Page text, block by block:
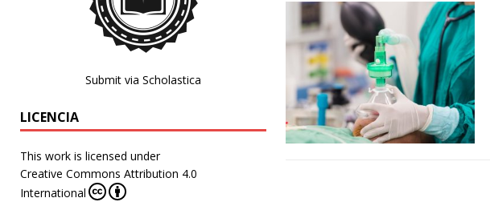
Submit via Scholastica
LICENCIA
This work is licensed under
Creative Commons Attribution 4.0
International